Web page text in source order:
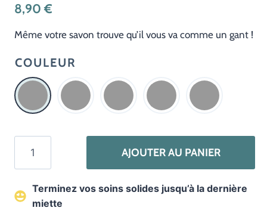
8,90 €
Même votre savon trouve qu’il vous va comme un gant !
COULEUR
sauve-
savon
AJOUTER AU PANIER
Terminez vos soins solides jusqu’à la dernière
miette